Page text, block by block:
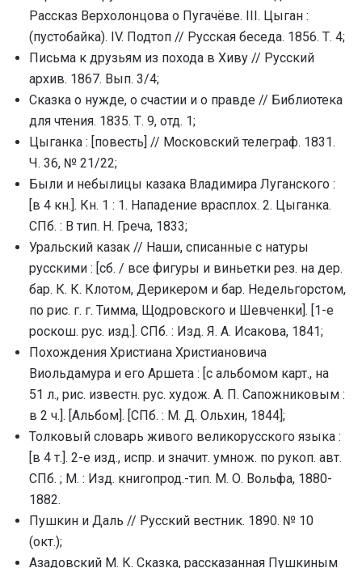
Рассказ Верхолонцова о Пугачёве. III. Цыган :
(пустобайка). IV. Подтоп // Русская беседа. 1856. Т. 4;
Письма к друзьям из похода в Хиву // Русский
архив. 1867. Вып. 3/4;
Сказка о нужде, о счастии и о правде // Библиотека
для чтения. 1835. Т. 9, отд. 1;
Цыганка : [повесть] // Московский телеграф. 1831.
Ч. 36, № 21/22;
Были и небылицы казака Владимира Луганского :
[в 4 кн.]. Кн. 1 : 1. Нападение врасплох. 2. Цыганка.
СПб. : В тип. Н. Греча, 1833;
Уральский казак // Наши, списанные с натуры
русскими : [сб. / все фигуры и виньетки рез. на дер.
бар. К. К. Клотом, Дерикером и бар. Недельгорстом,
по рис. г. г. Тимма, Щодровского и Шевченки]. [1-е
роскош. рус. изд.]. СПб. : Изд. Я. А. Исакова, 1841;
Похождения Христиана Христиановича
Виольдамура и его Аршета : [с альбомом карт., на
51 л., рис. известн. рус. худож. А. П. Сапожниковым :
в 2 ч.]. [Альбом]. [СПб. : М. Д. Ольхин, 1844];
Толковый словарь живого великорусского языка :
[в 4 т.]. 2-е изд., испр. и значит. умнож. по рукоп. авт.
СПб. ; М. : Изд. книгопрод.-тип. М. О. Вольфа, 1880-
1882.
Пушкин и Даль // Русский вестник. 1890. № 10
(окт.);
Азадовский М. К. Сказка, рассказанная Пушкиным